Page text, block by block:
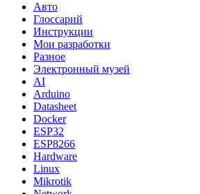
Авто
Глоссарий
Инструкции
Мои разработки
Разное
Электронный музей
AI
Arduino
Datasheet
Docker
ESP32
ESP8266
Hardware
Linux
Mikrotik